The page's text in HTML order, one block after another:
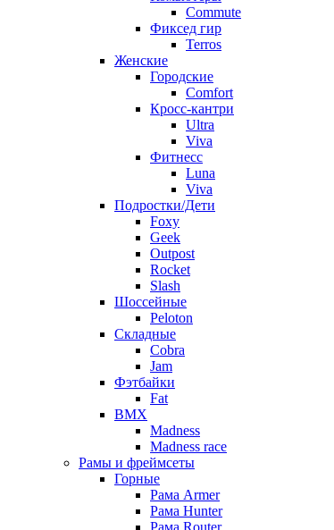
Commute
Фиксед гир
Terros
Женские
Городские
Comfort
Кросс-кантри
Ultra
Viva
Фитнесс
Luna
Viva
Подростки/Дети
Foxy
Geek
Outpost
Rocket
Slash
Шоссейные
Peloton
Складные
Cobra
Jam
Фэтбайки
Fat
BMX
Madness
Madness race
Рамы и фреймсеты
Горные
Рама Armer
Рама Hunter
Рама Router